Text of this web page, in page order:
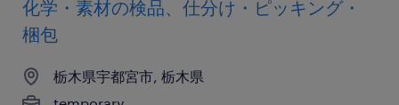
化学・素材の検品、仕分け・ピッキング・
梱包
栃木県宇都宮市, 栃木県